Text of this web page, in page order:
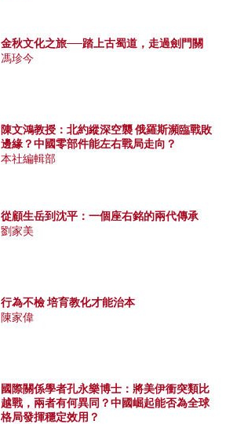
金秋文化之旅──踏上古蜀道，走過劍門關
馮珍今
陳文鴻教授：北約縱深空襲 俄羅斯瀕臨戰敗
邊緣？中國零部件能左右戰局走向？
本社編輯部
從顧生岳到沈平：一個座右銘的兩代傳承
劉家美
行為不檢 培育教化才能治本
陳家偉
國際關係學者孔永樂博士：將美伊衝突類比
越戰，兩者有何異同？中國崛起能否為全球
格局發揮穩定效用？